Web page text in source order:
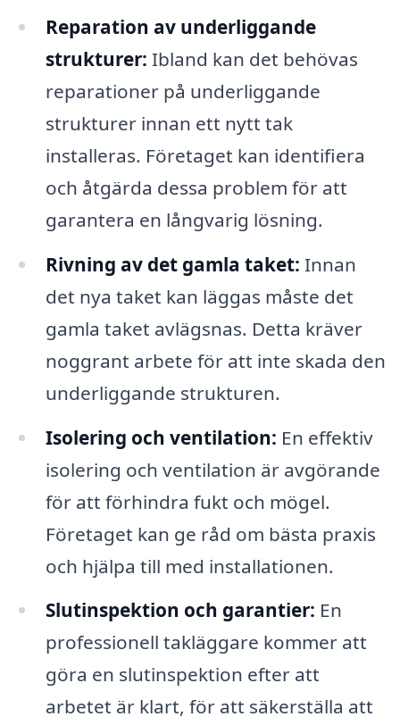
Reparation av underliggande
strukturer: Ibland kan det behövas
reparationer på underliggande
strukturer innan ett nytt tak
installeras. Företaget kan identifiera
och åtgärda dessa problem för att
garantera en långvarig lösning.
Rivning av det gamla taket: Innan
det nya taket kan läggas måste det
gamla taket avlägsnas. Detta kräver
noggrant arbete för att inte skada den
underliggande strukturen.
Isolering och ventilation: En effektiv
isolering och ventilation är avgörande
för att förhindra fukt och mögel.
Företaget kan ge råd om bästa praxis
och hjälpa till med installationen.
Slutinspektion och garantier: En
professionell takläggare kommer att
göra en slutinspektion efter att
arbetet är klart, för att säkerställa att